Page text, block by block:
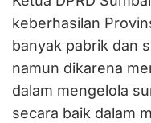
keberhasilan
banyak pabrik dan
namun dikarena
dalam mengelola
secara baik dalam